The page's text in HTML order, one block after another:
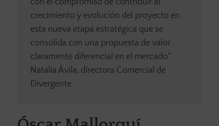
con el compromiso de contribuir al
crecimiento y evolución del proyecto en
esta nueva etapa estratégica que se
consolida con una propuesta de valor
claramente diferencial en el mercado”.
Natalia Ávila, directora Comercial de
Divergente.